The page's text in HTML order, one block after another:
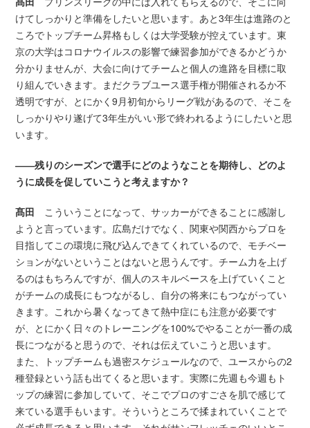
けてしっかりと準備をしたいと思います。あと3年生は進路のと
ころでトップチーム昇格もしくは大学受験が控えています。東
京の大学はコロナウイルスの影響で練習参加ができるかどうか
分かりませんが、大会に向けてチームと個人の進路を目標に取
り組んでいきます。まだクラブユース選手権が開催されるか不
透明ですが、とにかく9月初旬からリーグ戦があるので、そこを
しっかりやり遂げて3年生がいい形で終われるようにしたいと思
います。
――残りのシーズンで選手にどのようなことを期待し、どのよ
うに成長を促していこうと考えますか？
髙田 こういうことになって、サッカーができることに感謝し
ようと言っています。広島だけでなく、関東や関西からプロを
目指してこの環境に飛び込んできてくれているので、モチベー
ションがないということはないと思うんです。チーム力を上げ
るのはもちろんですが、個人のスキルベースを上げていくこと
がチームの成長にもつながるし、自分の将来にもつながってい
きます。これから暑くなってきて熱中症にも注意が必要です
が、とにかく日々のトレーニングを100%でやることが一番の成
長につながると思うので、それは伝えていこうと思います。
また、トップチームも過密スケジュールなので、ユースからの2
種登録という話も出てくると思います。実際に先週も今週もト
ップの練習に参加していて、そこでプロのすごさを肌で感じて
来ている選手もいます。そういうところで揉まれていくことで